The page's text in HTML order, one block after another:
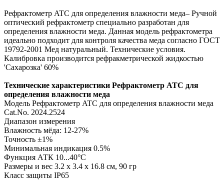
Рефрактометр ATC для определения влажности меда– Ручной
оптический рефрактометр специально разработан для
определения влажности меда. Данная модель рефрактометра
идеально подходит для контроля качества меда согласно ГОСТ
19792-2001 Мед натуральный. Технические условия.
Калибровка производится рефракметрической жидкостью
'Сахарозка' 60%
Технические характеристики Рефрактометр ATC для
определения влажности меда
Модель Рефрактометр ATC для определения влажности меда
Cat.No. 2024.2524
Диапазон измерения
Влажность мёда: 12-27%
Точность ±1%
Минимальная индикация 0.5%
Функция АТК 10...40°C
Размеры и вес 3.2 x 3.4 x 16.8 см, 90 гр
Класс защиты IP65